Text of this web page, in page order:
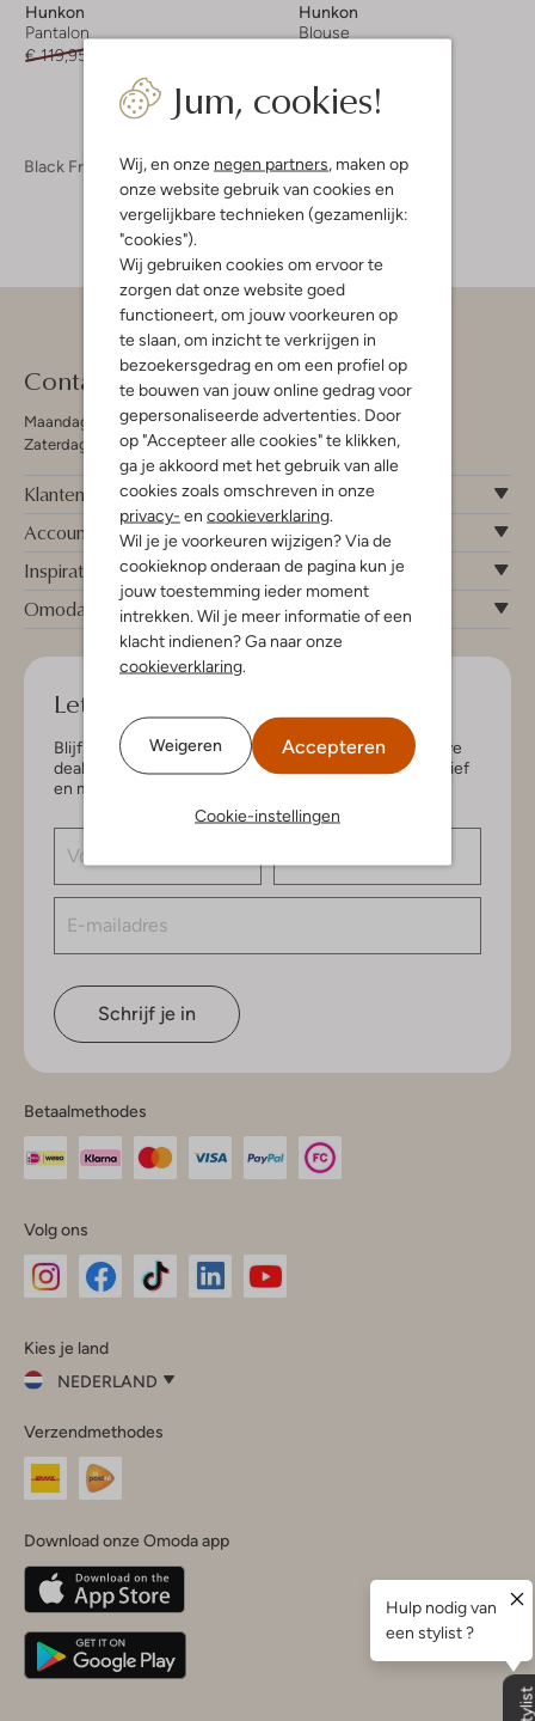
Jum, cookies!
Wij, en onze negen partners , maken op
onze website gebruik van cookies en
vergelijkbare technieken (gezamenlijk:
"cookies").
Wij gebruiken cookies om ervoor te
zorgen dat onze website goed
functioneert, om jouw voorkeuren op
te slaan, om inzicht te verkrijgen in
bezoekersgedrag en om een profiel op
te bouwen van jouw online gedrag voor
gepersonaliseerde advertenties. Door
op "Accepteer alle cookies" te klikken,
ga je akkoord met het gebruik van alle
cookies zoals omschreven in onze
privacy- en cookieverklaring
Wil je je voorkeuren wijzigen? Via de
cookieknop onderaan de pagina kun je
jouw toestemming ieder moment
intrekken. Wil je meer informatie of een
klacht indienen? Ga naar onze
cookieverklaring
Weigeren Accepteren
Cookie-instellingen
Hunkon
Pantalon
€ 119,95
Hunkon
Blouse
Black Friday
Contact
Maandag - Vrijdag 09:00 - 19:00 uur
Zaterdag 09:00 - 17:00 uur
Klantenservice
Account
Inspiratie
Omoda
Let's keep in touch!
Blijf op de hoogte van de nieuwste items en exclusieve
deals, speciaal voor jou. Schrijf je in voor de nieuwsbrief
en maak kans op € 150,- shoptegoed.
Schrijf je in
Betaalmethodes
Volg ons
InstagramFacebook
Kies je land
NEDERLAND
je
land
Nederland
Belgique(Français)
Deutschland
Verzendmethodes
Download onze Omoda app